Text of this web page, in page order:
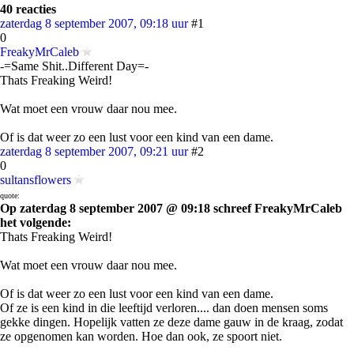
40 reacties
zaterdag 8 september 2007, 09:18 uur #1
0
FreakyMrCaleb
-=Same Shit..Different Day=-
Thats Freaking Weird!
Wat moet een vrouw daar nou mee.
Of is dat weer zo een lust voor een kind van een dame.
zaterdag 8 september 2007, 09:21 uur #2
0
sultansflowers
quote:
Op zaterdag 8 september 2007 @ 09:18 schreef FreakyMrCaleb
het volgende:
Thats Freaking Weird!
Wat moet een vrouw daar nou mee.
Of is dat weer zo een lust voor een kind van een dame.
Of ze is een kind in die leeftijd verloren.... dan doen mensen soms
gekke dingen. Hopelijk vatten ze deze dame gauw in de kraag, zodat
ze opgenomen kan worden. Hoe dan ook, ze spoort niet.